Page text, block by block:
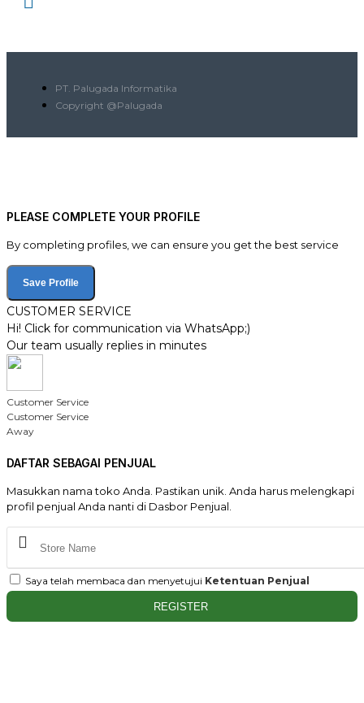
PT. Palugada Informatika
Copyright @Palugada
PLEASE COMPLETE YOUR PROFILE
By completing profiles, we can ensure you get the best service
Save Profile
CUSTOMER SERVICE
Hi! Click for communication via WhatsApp;)
Our team usually replies in minutes
Customer Service
Customer Service
Away
DAFTAR SEBAGAI PENJUAL
Masukkan nama toko Anda. Pastikan unik. Anda harus melengkapi
profil penjual Anda nanti di Dasbor Penjual.
Saya telah membaca dan menyetujui Ketentuan Penjual
REGISTER